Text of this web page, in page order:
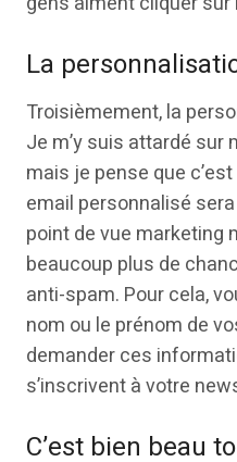
La
Troisièmement, la
Je m’y suis attardé sur
mais je pense que
email personnalisé
point de vue marketing
beaucoup plus de
anti-spam. Pour cela,
nom ou le prénom de
demander ces
s’inscrivent à votre
C’est bien beau